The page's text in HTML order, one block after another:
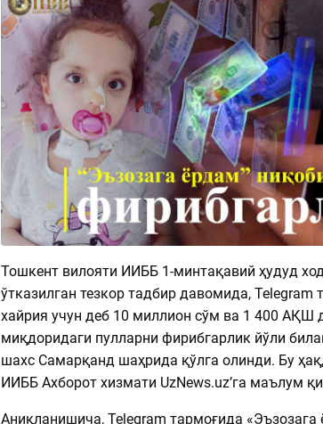
Тошкент вилояти ИИББ 1-минтақавий ҳудуд
ўтказилган тезкор тадбир давомида, Telegram
хайрия учун деб 10 миллион сўм ва 1 400 АҚШ
миқдоридаги пулларни фирибгарлик йўли
шахс Самарқанд шаҳрида қўлга олинди. Бу
ИИББ Ахборот хизмати UzNews.uz’га маълум
Аниқланишича, Telegram тармоғида «Эъзозага